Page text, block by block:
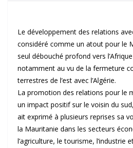
Le développement des relations
considéré comme un atout pour le
seul débouché profond vers
notamment au vu de la fermeture
terrestres de l’est avec l’Algérie.
La promotion des relations pour le
un impact positif sur le voisin du
ait exprimé à plusieurs reprises sa
la Mauritanie dans les secteurs
l’agriculture, le tourisme, l’industrie